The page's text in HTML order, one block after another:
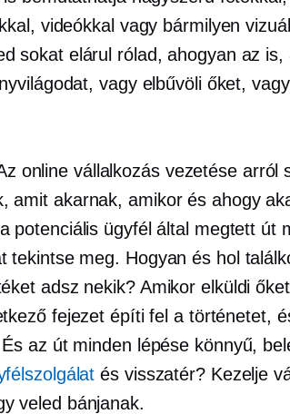
videókkal vagy bármilyen
sokat elárul rólad, ahogyan az is,
vagy elbűvöli őket,
online vállalkozás vezetése arról
amit akarnak, amikor és ahogy
potenciális ügyfél által megtett út
tekintse meg. Hogyan és hol
adsz nekik? Amikor elküldi
fejezet építi fel a történetet,
az út minden lépése könnyű,
és visszatér? Kezelje
veled bánjanak.